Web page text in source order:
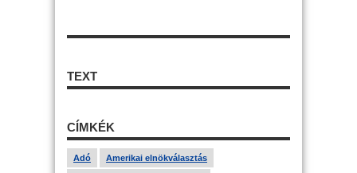
TEXT
CÍMKÉK
Adó Amerikai elnökválasztás